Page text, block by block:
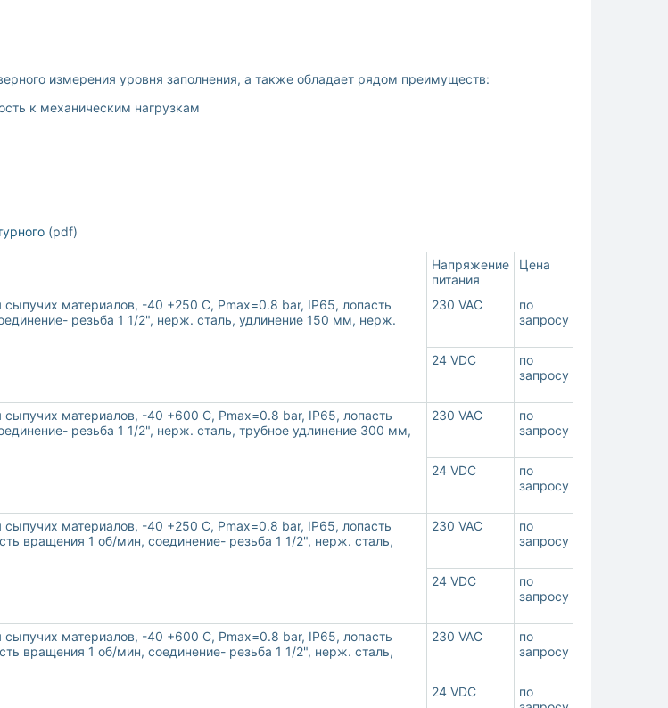
измерения уровня заполнения, а также обладает рядом преимуществ:
к механическим нагрузкам
(pdf)
Напряжение
питания
Цена
материалов, -40 +250 С, Рmax=0.8 bar, IP65, лопасть
резьба 1 1/2", нерж. сталь, удлинение 150 мм, нерж.
230 VAC
по
запросу
24 VDC
по
запросу
материалов, -40 +600 С, Рmax=0.8 bar, IP65, лопасть
резьба 1 1/2", нерж. сталь, трубное удлинение 300 мм,
230 VAC
по
запросу
24 VDC
по
запросу
материалов, -40 +250 С, Рmax=0.8 bar, IP65, лопасть
вращения 1 об/мин, соединение- резьба 1 1/2", нерж. сталь,
230 VAC
по
запросу
24 VDC
по
запросу
материалов, -40 +600 С, Рmax=0.8 bar, IP65, лопасть
вращения 1 об/мин, соединение- резьба 1 1/2", нерж. сталь,
230 VAC
по
запросу
24 VDC
по